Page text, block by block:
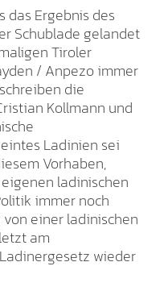
das Ergebnis des
Schublade gelandet
Tiroler
/ Anpezo immer
die
Kollmann und
Ladinien sei
Vorhaben,
ladinischen
immer noch
einer ladinischen
am
wieder